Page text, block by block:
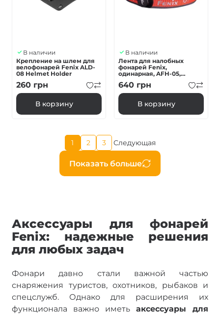
В наличии
Крепление на шлем для
велофонарей Fenix ALD-
08 Helmet Holder
260 грн
В корзину
В наличии
Лента для налобных
фонарей Fenix,
одинарная, AFH-05,
черно-красная
640 грн
В корзину
Нумерация
страниц
Показать больше
Текущая
страница
1
Страница
2
Страница
3
Следующая
страница
Следующая
Аксессуары для фонарей
Fenix: надежные решения
для любых задач
Фонари давно стали важной частью
снаряжения туристов, охотников, рыбаков и
спецслужб. Однако для расширения их
функционала важно иметь аксессуары для